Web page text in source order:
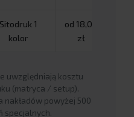
Sitodruk 1
kolor
od 18,00
zł
uwzględniają kosztu
(matryca / setup).
powyżej 500
specjalnych.